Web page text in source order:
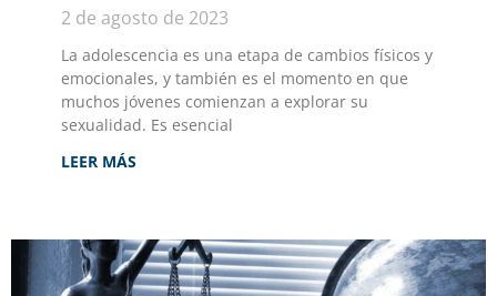
2 de agosto de 2023
La adolescencia es una etapa de cambios físicos y
emocionales, y también es el momento en que
muchos jóvenes comienzan a explorar su
sexualidad. Es esencial
LEER MÁS